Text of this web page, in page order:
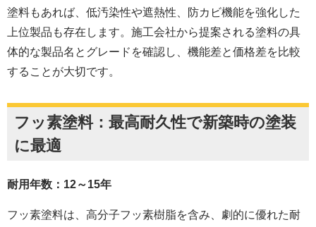
塗料もあれば、低汚染性や遮熱性、防カビ機能を強化した
上位製品も存在します。施工会社から提案される塗料の具
体的な製品名とグレードを確認し、機能差と価格差を比較
することが大切です。
フッ素塗料：最高耐久性で新築時の塗装
に最適
耐用年数：12～15年
フッ素塗料は、高分子フッ素樹脂を含み、劇的に優れた耐